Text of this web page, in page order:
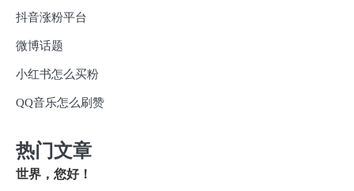
抖音涨粉平台
微博话题
小红书怎么买粉
QQ音乐怎么刷赞
热门文章
世界，您好！